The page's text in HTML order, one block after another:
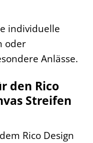
individuelle
oder
Anlässe.
den Rico
Streifen
Rico Design